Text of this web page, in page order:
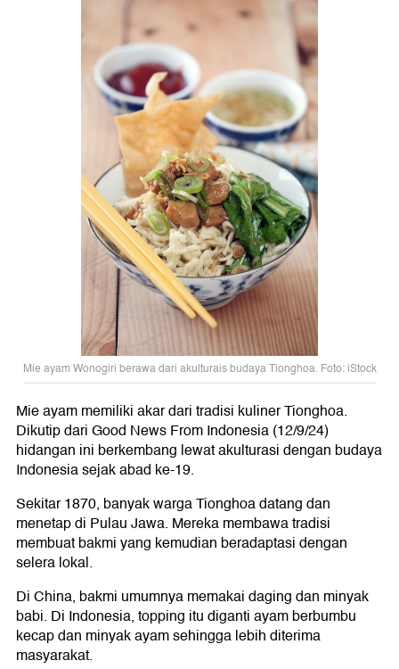
Mie ayam Wonogiri berawa dari akulturais budaya Tionghoa. Foto: iStock
Mie ayam memiliki akar dari tradisi kuliner Tionghoa.
Dikutip dari Good News From Indonesia (12/9/24)
hidangan ini berkembang lewat akulturasi dengan budaya
Indonesia sejak abad ke-19.
Sekitar 1870, banyak warga Tionghoa datang dan
menetap di Pulau Jawa. Mereka membawa tradisi
membuat bakmi yang kemudian beradaptasi dengan
selera lokal.
Di China, bakmi umumnya memakai daging dan minyak
babi. Di Indonesia, topping itu diganti ayam berbumbu
kecap dan minyak ayam sehingga lebih diterima
masyarakat.